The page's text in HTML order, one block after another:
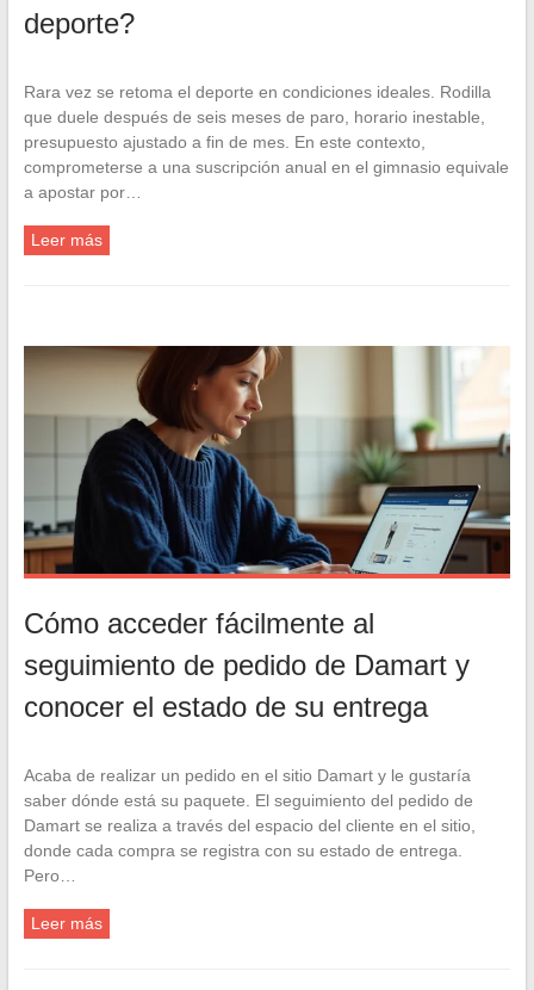
deporte?
Rara vez se retoma el deporte en condiciones ideales. Rodilla
que duele después de seis meses de paro, horario inestable,
presupuesto ajustado a fin de mes. En este contexto,
comprometerse a una suscripción anual en el gimnasio equivale
a apostar por…
Leer más
Cómo acceder fácilmente al
seguimiento de pedido de Damart y
conocer el estado de su entrega
Acaba de realizar un pedido en el sitio Damart y le gustaría
saber dónde está su paquete. El seguimiento del pedido de
Damart se realiza a través del espacio del cliente en el sitio,
donde cada compra se registra con su estado de entrega.
Pero…
Leer más